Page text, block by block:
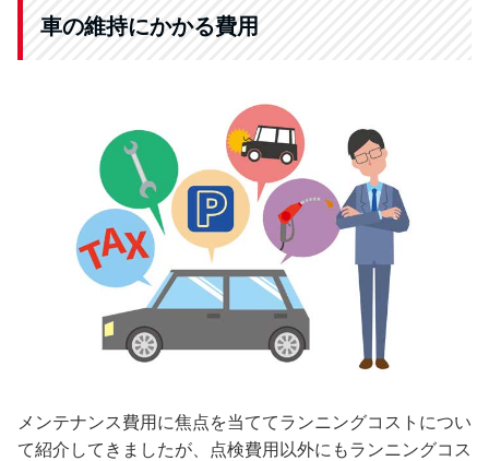
車の維持にかかる費用
メンテナンス費用に焦点を当ててランニングコストについ
て紹介してきましたが、点検費用以外にもランニングコス